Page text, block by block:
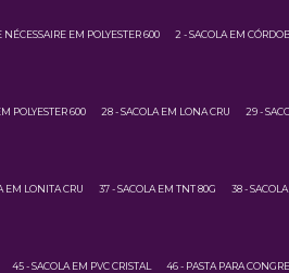
NÉCESSAIRE EM POLYESTER 600 2 - SACOLA EM
POLYESTER 600 28 - SACOLA EM LONA CRU 29 -
EM LONITA CRU 37 - SACOLA EM TNT 80G 38 -
45 - SACOLA EM PVC CRISTAL 46 - PASTA PARA